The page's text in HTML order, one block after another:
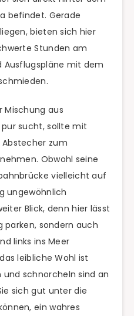
befindet. Gerade
bieten sich hier
Stunden am
Ausflugspläne mit dem
Mischung aus
sucht, sollte mit
zum
Obwohl seine
vielleicht auf
ungewöhnlich
Blick, denn hier lässt
sondern auch
links ins Meer
leibliche Wohl ist
schnorcheln sind an
sich gut unter die
ein wahres